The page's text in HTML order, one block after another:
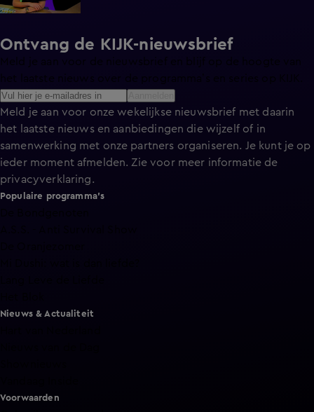
Ontvang de KIJK-nieuwsbrief
Meld je aan voor de nieuwsbrief en blijf op de hoogte van
Meld je aan voor onze wekelijkse nieuwsbrief met daarin
het laatste nieuws en aanbiedingen die wijzelf of in
samenwerking met onze partners organiseren. Je kunt je op
ieder moment afmelden. Zie voor meer informatie de
privacyverklaring.
Populaire programma's
Nieuws & Actualiteit
Voorwaarden